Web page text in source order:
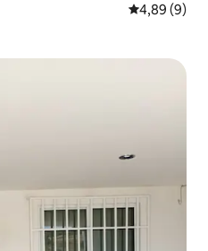
Prosječna
4,89 (9)